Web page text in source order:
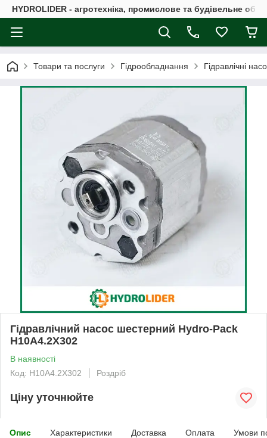
HYDROLIDER - агротехніка, промислове та будівельне
Товари та послуги Гідрообладнання Гідравлічні
Гідравлічний насос шестерний Hydro-Pack
H10A4.2X302
В наявності
Код: H10A4.2X302
Роздріб
Ціну уточнюйте
Опис Характеристики Доставка Оплата Умови